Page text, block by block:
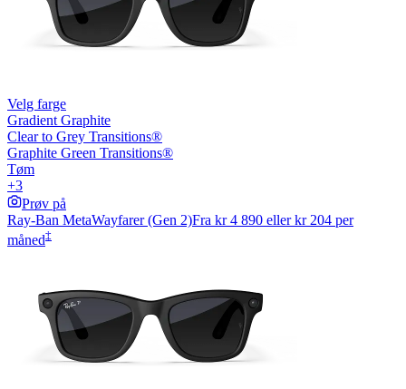
Velg farge
Gradient Graphite
Clear to Grey Transitions®
Graphite Green Transitions®
Tøm
+3
Prøv på
Ray-Ban MetaWayfarer (Gen 2)Fra kr 4 890 eller kr 204 per
måned‡